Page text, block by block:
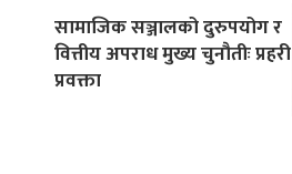
सामाजिक सञ्जालको दुरुपयोग र
वित्तीय अपराध मुख्य चुनौतीः प्रहरी
प्रवक्ता